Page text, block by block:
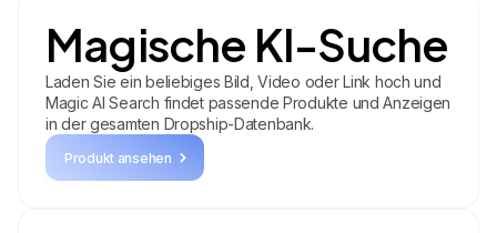
Magische KI-Suche
Laden Sie ein beliebiges Bild, Video oder Link hoch und
Magic AI Search findet passende Produkte und Anzeigen
in der gesamten Dropship-Datenbank.
Produkt ansehen